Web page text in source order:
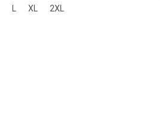
XL 2XL